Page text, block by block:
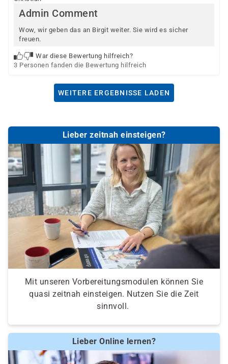
Admin Comment
Wow, wir geben das an Birgit weiter. Sie wird es sicher
freuen.
War diese Bewertung hilfreich?
3 Personen fanden die Bewertung hilfreich
WEITERE ERGEBNISSE LADEN
Lieber zeitnah einsteigen?
Mit unseren Vorbereitungsmodulen können Sie
quasi zeitnah einsteigen. Nutzen Sie die Zeit
sinnvoll.
Lieber Online lernen?